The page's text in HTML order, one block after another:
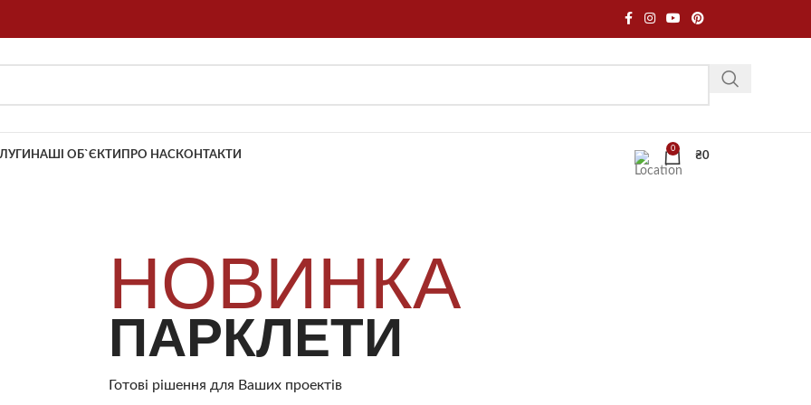
НАШІ ОБ`ЄКТИ ПРО НАСКОНТАКТИ
0
₴0
НОВИНКА
ПАРКЛЕТИ
Готові рішення для Ваших проектів